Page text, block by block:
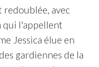
redoublée, avec
qui l'appellent
Jessica élue en
gardiennes de la